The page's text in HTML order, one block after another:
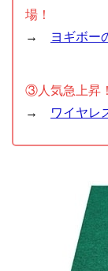
場！
→
ヨギボー
③人気急上昇
→
ワイヤレ